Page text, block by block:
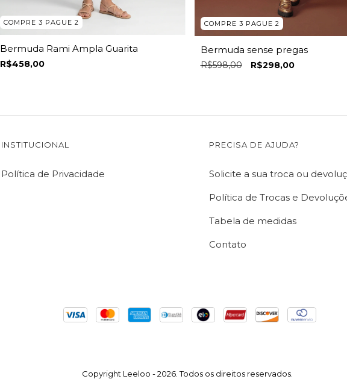
COMPRE 3 PAGUE 2
Bermuda Rami Ampla Guarita
R$458,00
COMPRE 3 PAGUE 2
Bermuda sense pregas
R$598,00 R$298,00
INSTITUCIONAL
Política de Privacidade
PRECISA DE AJUDA?
Solicite a sua troca ou
Política de Trocas e
Tabela de medidas
Contato
Copyright Leeloo - 2026. Todos os direitos reservados.